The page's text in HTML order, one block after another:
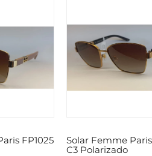
FP1025
Solar Femme
C3 Polarizado